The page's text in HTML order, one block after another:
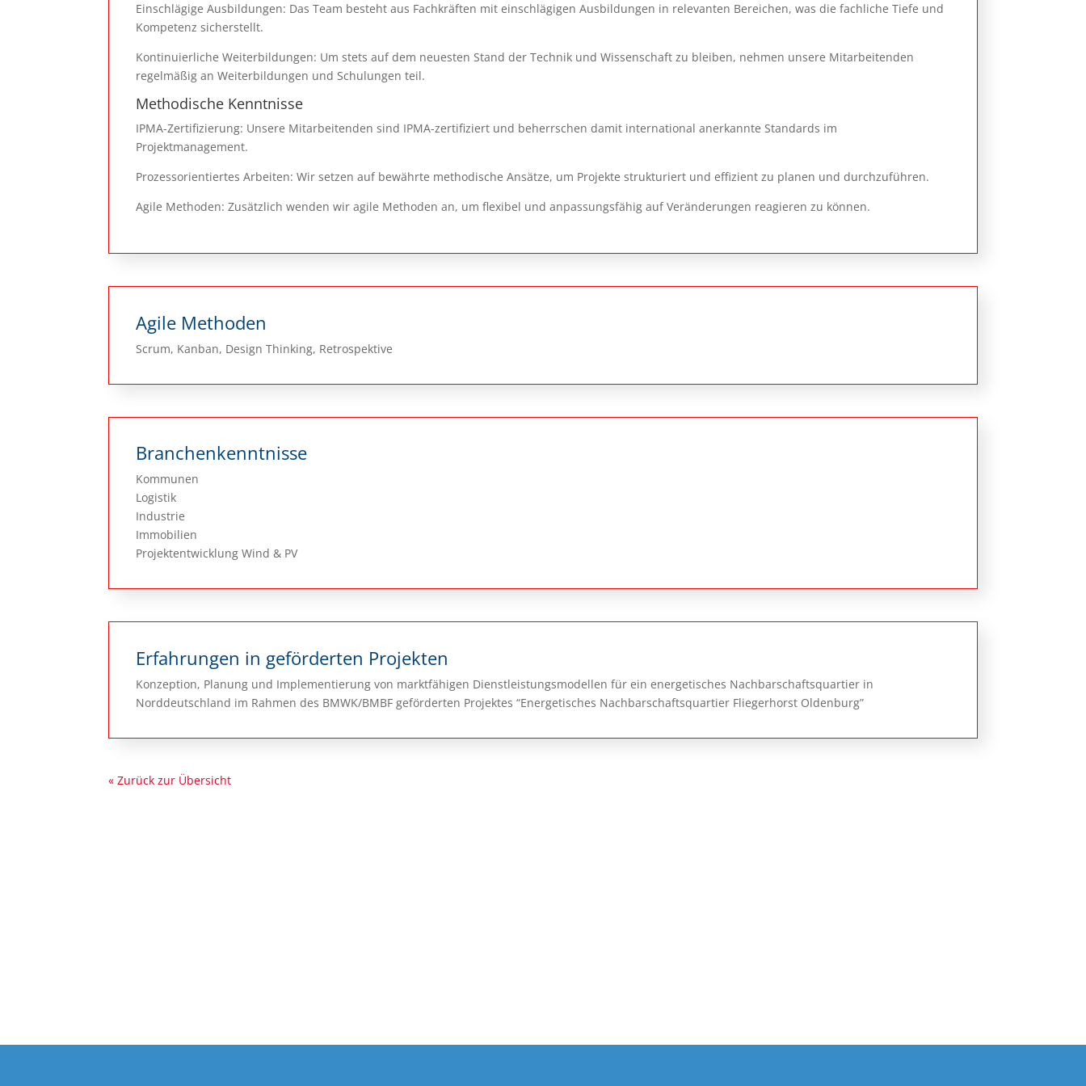
Einschlägige Ausbildungen: Das Team besteht aus Fachkräften mit einschlägigen Ausbildungen in relevanten Bereichen, was die fachliche Tiefe und
Kompetenz sicherstellt.
Kontinuierliche Weiterbildungen: Um stets auf dem neuesten Stand der Technik und Wissenschaft zu bleiben, nehmen unsere Mitarbeitenden
regelmäßig an Weiterbildungen und Schulungen teil.
Methodische Kenntnisse
IPMA-Zertifizierung: Unsere Mitarbeitenden sind IPMA-zertifiziert und beherrschen damit international anerkannte Standards im
Projektmanagement.
Prozessorientiertes Arbeiten: Wir setzen auf bewährte methodische Ansätze, um Projekte strukturiert und effizient zu planen und durchzuführen.
Agile Methoden: Zusätzlich wenden wir agile Methoden an, um flexibel und anpassungsfähig auf Veränderungen reagieren zu können.
Agile Methoden
Scrum, Kanban, Design Thinking, Retrospektive
Branchenkenntnisse
Kommunen
Logistik
Industrie
Immobilien
Projektentwicklung Wind & PV
Erfahrungen in geförderten Projekten
Konzeption, Planung und Implementierung von marktfähigen Dienstleistungsmodellen für ein energetisches Nachbarschaftsquartier in
Norddeutschland im Rahmen des BMWK/BMBF geförderten Projektes “Energetisches Nachbarschaftsquartier Fliegerhorst Oldenburg”
« Zurück zur Übersicht